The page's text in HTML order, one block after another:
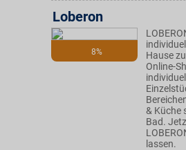
8%
Loberon
Hause
Online-
& Küche
Bad.
lassen.